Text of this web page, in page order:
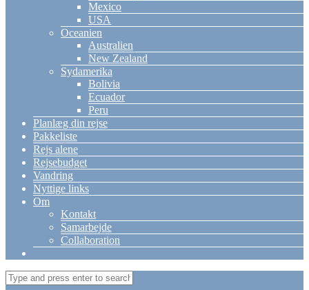
Mexico
USA
Oceanien
Australien
New Zealand
Sydamerika
Bolivia
Ecuador
Peru
Planlæg din rejse
Pakkeliste
Rejs alene
Rejsebudget
Vandring
Nyttige links
Om
Kontakt
Samarbejde
Collaboration